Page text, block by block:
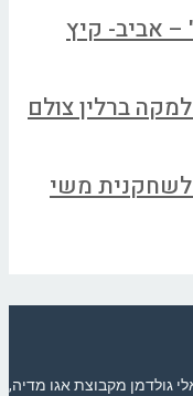
– אביב- קיץ
למקה ברלין צולם
לשחקנית משי
גולדמן מקבוצת אגו מדיה,